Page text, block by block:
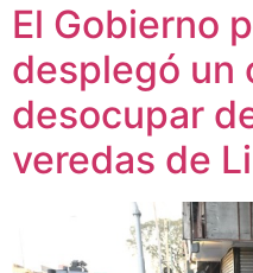
El Gobierno
desplegó un
desocupar
veredas de